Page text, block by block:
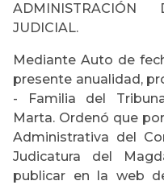
JUDICIAL.
Mediante Auto de
presente anualidad,
- Familia del
Marta. Ordenó que
Administrativa del
Judicatura del
publicar en la web